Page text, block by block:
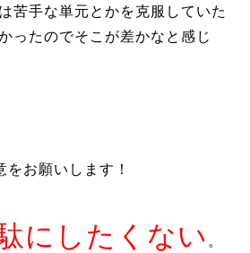
苦手な単元とかを克服していた
ったのでそこが差かなと感じ
お願いします！
にしたくない 。